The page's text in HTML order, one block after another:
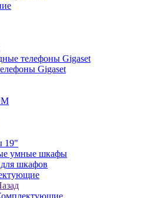
телефоны Gigaset
Gigaset
19"
умные шкафы
шкафов